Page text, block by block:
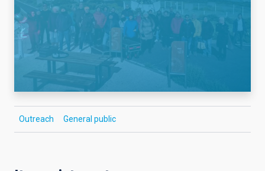
Outreach General public